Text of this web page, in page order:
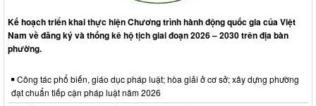
Kế hoạch triển khai thực hiện Chương trình hành động quốc gia của Việt
Nam về đăng ký và thống kê hộ tịch giai đoạn 2026 – 2030 trên địa bàn
phường.
Công tác phổ biến, giáo dục pháp luật; hòa giải ở cơ sở; xây dựng phường
đạt chuẩn tiếp cận pháp luật năm 2026